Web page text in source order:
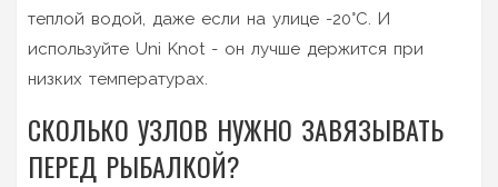
теплой водой, даже если на улице -20°C. И
используйте Uni Knot - он лучше держится при
низких температурах.
СКОЛЬКО УЗЛОВ НУЖНО ЗАВЯЗЫВАТЬ
ПЕРЕД РЫБАЛКОЙ?